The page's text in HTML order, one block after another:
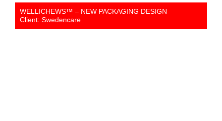
WELLICHEWS™ – NEW PACKAGING DESIGN
Client: Swedencare